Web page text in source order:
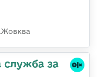
служба за